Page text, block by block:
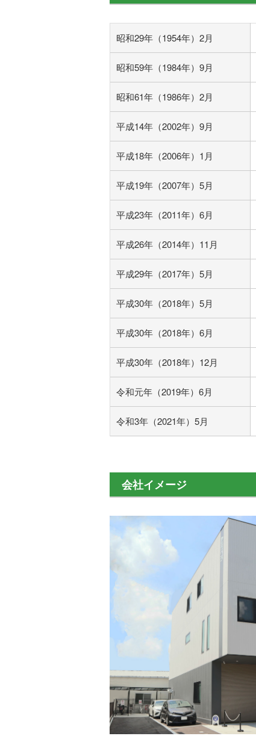
昭和29年（1954年）2月
昭和59年（1984年）9月
昭和61年（1986年）2月
平成14年（2002年）9月
平成18年（2006年）1月
平成19年（2007年）5月
平成23年（2011年）6月
平成26年（2014年）11月
平成29年（2017年）5月
平成30年（2018年）5月
平成30年（2018年）6月
平成30年（2018年）12月
令和元年（2019年）6月
令和3年（2021年）5月
会社イメージ